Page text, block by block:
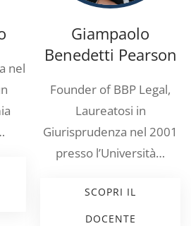
nel
Giampaolo
Benedetti Pearson
Founder of BBP Legal,
Laureatosi in
Giurisprudenza nel 2001
presso l’Università…
SCOPRI IL
DOCENTE